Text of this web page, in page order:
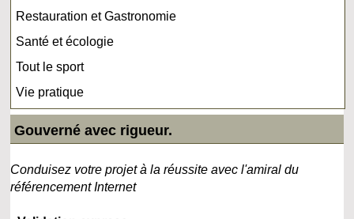
Restauration et Gastronomie
Santé et écologie
Tout le sport
Vie pratique
Gouverné avec rigueur.
Conduisez votre projet à la réussite avec l'amiral du
référencement Internet